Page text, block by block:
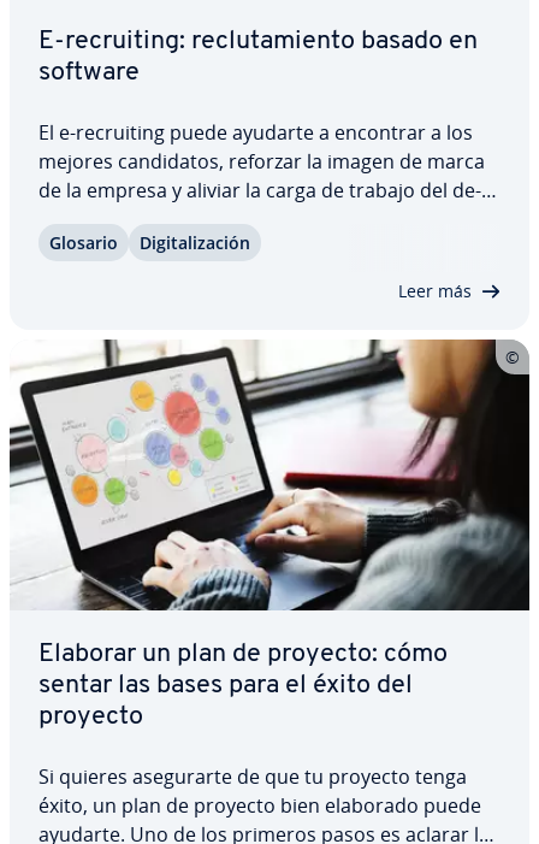
E-re­crui­ti­ng: re­clu­ta­mie­n­to basado en
software
El e-re­crui­ti­ng puede ayudarte a encontrar a los
mejores ca­n­di­da­tos, reforzar la imagen de marca
de la empresa y aliviar la carga de trabajo del de­
manera, se ahorra dinero y se reducen las flu­c­tua­
Glosario Di­gi­ta­li­za­ción
Leer más
Elaborar un plan de proyecto: cómo
sentar las bases para el éxito del
proyecto
Si quieres ase­gu­rar­te de que tu proyecto tenga
éxito, un plan de proyecto bien elaborado puede
ayudarte. Uno de los primeros pasos es aclarar las